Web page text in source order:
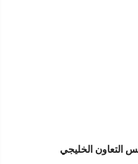
التعاون الخليجي